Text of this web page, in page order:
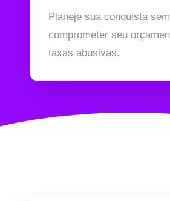
Planeje sua conquista sem
comprometer seu
taxas abusivas.